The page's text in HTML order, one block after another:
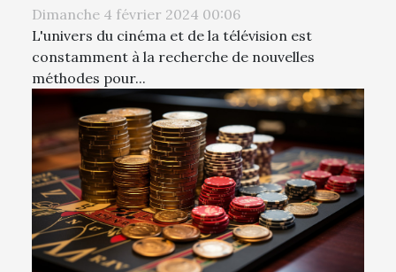
Dimanche 4 février 2024 00:06
L'univers du cinéma et de la télévision est
constamment à la recherche de nouvelles
méthodes pour...